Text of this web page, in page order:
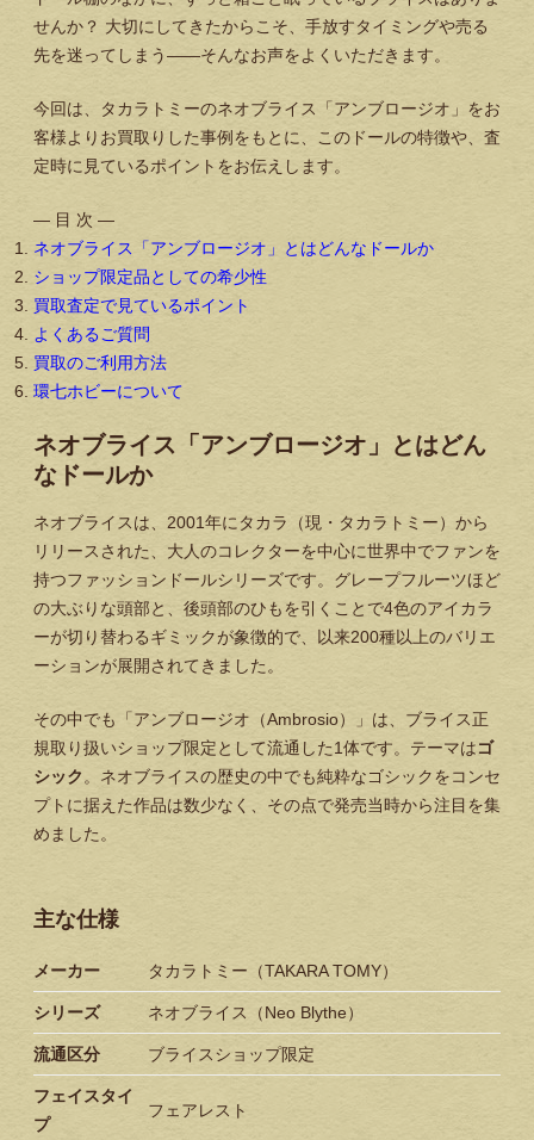
せんか？ 大切にしてきたからこそ、手放すタイミングや売る
先を迷ってしまう——そんなお声をよくいただきます。
今回は、タカラトミーのネオブライス「アンブロージオ」をお
客様よりお買取りした事例をもとに、このドールの特徴や、査
定時に見ているポイントをお伝えします。
— 目 次 —
ネオブライス「アンブロージオ」とはどんなドールか
ショップ限定品としての希少性
買取査定で見ているポイント
よくあるご質問
買取のご利用方法
環七ホビーについて
ネオブライス「アンブロージオ」とはどん
なドールか
ネオブライスは、2001年にタカラ（現・タカラトミー）から
リリースされた、大人のコレクターを中心に世界中でファンを
持つファッションドールシリーズです。グレープフルーツほど
の大ぶりな頭部と、後頭部のひもを引くことで4色のアイカラ
ーが切り替わるギミックが象徴的で、以来200種以上のバリエ
ーションが展開されてきました。
その中でも「アンブロージオ（Ambrosio）」は、ブライス正
規取り扱いショップ限定として流通した1体です。テーマはゴ
シック 。ネオブライスの歴史の中でも純粋なゴシックをコンセ
プトに据えた作品は数少なく、その点で発売当時から注目を集
めました。
主な仕様
メーカー タカラトミー（TAKARA TOMY）
シリーズ ネオブライス（Neo Blythe）
流通区分 ブライスショップ限定
フェイスタイ
プ
フェアレスト